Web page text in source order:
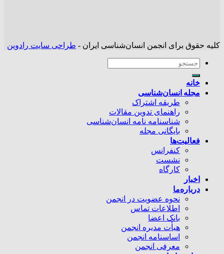
کلیه حقوق برای انجمن انسان‌شناسی ایران - طراحی سایت رادوین
خانه
مجله انسان‌شناسی
طریقه اشتراک
راهنمای تدوین مقالات
شناسنامه نامه انسان‌شناسی
بایگانی مجله
فعالیت‌ها
کنفرانس
نشست
کارگاه
اخبار
درباره‌ما
نحوه عضویت در انجمن
اطلاعات تماس
بانک اعضا
هیأت مدیره انجمن
اساسنامه انجمن
معرفی انجمن